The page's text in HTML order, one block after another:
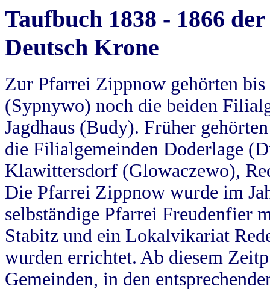
Taufbuch 1838 - 1866
Deutsch Krone
Zur Pfarrei Zippnow gehörten
(Sypnywo) noch die beiden
Jagdhaus (Budy). Früher
die Filialgemeinden Doderlage
Klawittersdorf (Glowaczewo),
Die Pfarrei Zippnow wurde im
selbständige Pfarrei Freudenfier
Stabitz und ein Lokalvikariat
wurden errichtet. Ab diesem
Gemeinden, in den